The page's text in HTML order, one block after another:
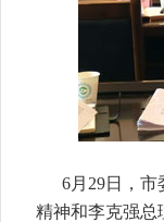
6月29日，
精神和李克强总